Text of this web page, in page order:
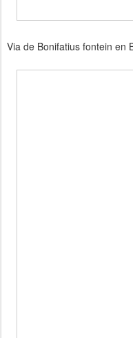
Via de Bonifatius fontein en